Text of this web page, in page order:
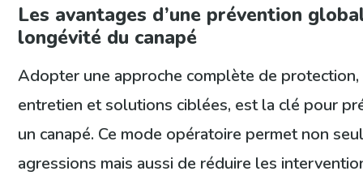
Les avantages d’une prévention
longévité du canapé
Adopter une approche complète de
entretien et solutions ciblées, est la clé pour
un canapé. Ce mode opératoire permet non
agressions mais aussi de réduire les